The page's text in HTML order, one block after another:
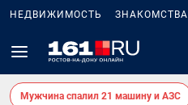
НЕДВИЖИМОСТЬ ЗНАКОМСТВА
Мужчина спалил 21 машину и АЗС